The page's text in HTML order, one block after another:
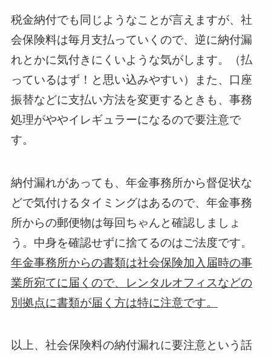
税金納付でも同じようなことが言えますが、社
会保険料は毎月支払っていくので、逆に納付漏
れとかに気付きにくいような気がします。（払
っているはず！と思い込みやすい）また、口座
振替などに支払い方法を変更するときも、事務
処理がややイレギュラーになるので要注意で
す。
納付漏れがあっても、年金事務所から督促状な
どで気付けるタイミングはあるので、年金事務
所からの郵便物は毎回ちゃんと確認しましょ
う。中身を確認せずに捨てるのはご法度です。
年金事務所からの書類は社会保険加入届時の事
業所宛てに届くので、レンタルオフィスなどの
別拠点に書類が届く方は特に注意です。
以上、社会保険料の納付漏れに要注意という話